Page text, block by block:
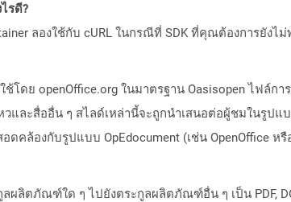
รดี?
ลองใช้กับ cURL ในกรณีที่ SDK ที่คุณต้องการยังไ
โดย openOffice.org ในมาตรฐาน Oasisopen ไฟล์ก
ละสื่ออื่น ๆ สไลด์เหล่านี้จะถูกนำเสนอต่อผู้ชมในรูปแ
คล้องกับรูปแบบ OpEdocument (เช่น OpenOffice หรื
ตภัณฑ์ใด ๆ ไปยังตระกูลผลิตภัณฑ์อื่น ๆ เป็น PDF,